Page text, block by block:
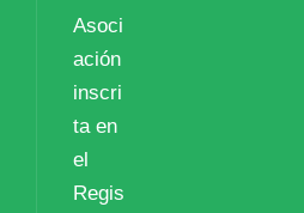
Asoci
ación
inscri
ta en
el
Regis